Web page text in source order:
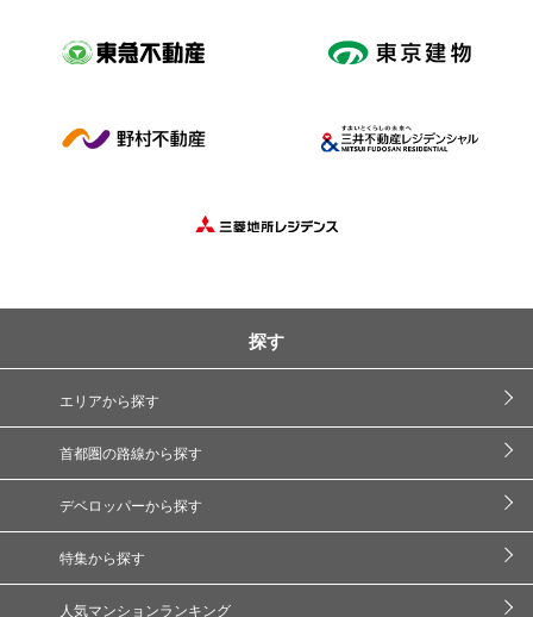
探す
エリアから探す
首都圏の路線から探す
デベロッパーから探す
特集から探す
人気マンションランキング